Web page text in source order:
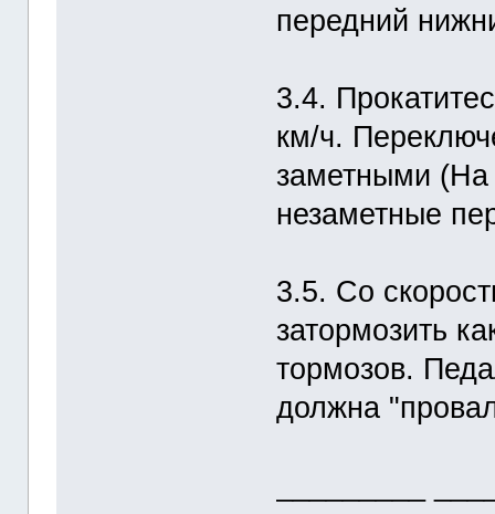
передний
3.4.
км/ч.
заметными (На
незаметные
3.5. Со
затормозить
тормозов.
должна